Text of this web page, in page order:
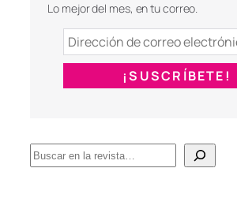
Lo mejor del mes, en tu correo.
B
u